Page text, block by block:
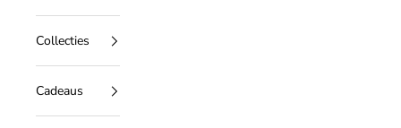
Collecties
Cadeaus